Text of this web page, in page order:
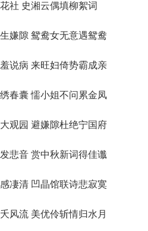
社 史湘云偶填柳絮词
嫌隙 鸳鸯女无意遇鸳鸯
说病 来旺妇倚势霸成亲
春囊 懦小姐不问累金凤
观园 避嫌隙杜绝宁国府
悲音 赏中秋新词得佳谶
凄清 凹晶馆联诗悲寂寞
风流 美优伶斩情归水月